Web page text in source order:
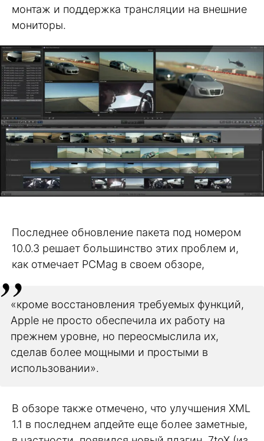
монтаж и поддержка трансляции на внешние
мониторы.
Последнее обновление пакета под номером
10.0.3 решает большинство этих проблем и,
как отмечает PCMag в своем обзоре,
«кроме восстановления требуемых функций,
Apple не просто обеспечила их работу на
прежнем уровне, но переосмыслила их,
сделав более мощными и простыми в
использовании».
В обзоре также отмечено, что улучшения XML
1.1 в последнем апдейте еще более заметные,